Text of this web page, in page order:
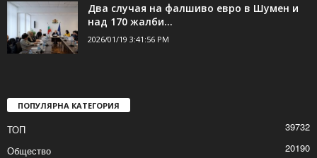
Два случая на фалшиво евро в Шумен и
над 170 жалби...
2026/01/19 3:41:56 PM
ПОПУЛЯРНА КАТЕГОРИЯ
ТОП
39732
Общество
20190